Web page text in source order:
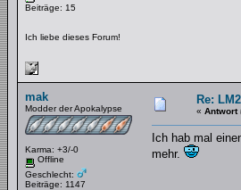
Beiträge: 15
Ich liebe dieses Forum!
mak
Modder der Apokalypse
Karma: +3/-0
Offline
Geschlecht:
Beiträge: 1147
Re:
« Antwort
Ich hab mal
mehr.